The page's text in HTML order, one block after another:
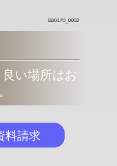
1110170_0002
い場所はお
。